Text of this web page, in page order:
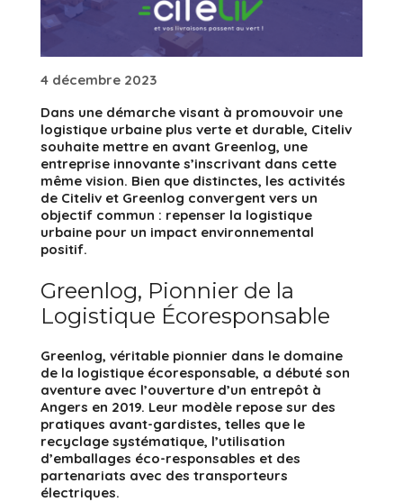
4 décembre 2023
Dans une démarche visant à promouvoir une
logistique urbaine plus verte et durable, Citeliv
souhaite mettre en avant Greenlog, une
entreprise innovante s’inscrivant dans cette
même vision. Bien que distinctes, les activités
de Citeliv et Greenlog convergent vers un
objectif commun : repenser la logistique
urbaine pour un impact environnemental
positif.
Greenlog, Pionnier de la
Logistique Écoresponsable
Greenlog, véritable pionnier dans le domaine
de la logistique écoresponsable, a débuté son
aventure avec l’ouverture d’un entrepôt à
Angers en 2019. Leur modèle repose sur des
pratiques avant-gardistes, telles que le
recyclage systématique, l’utilisation
d’emballages éco-responsables et des
partenariats avec des transporteurs
électriques.